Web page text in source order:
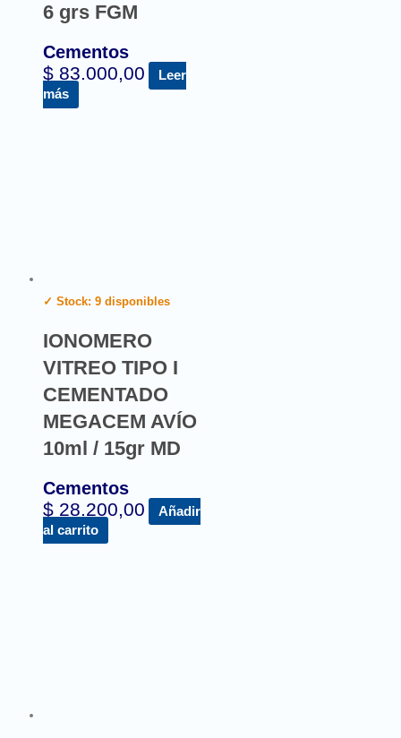
6 grs FGM
Cementos
$ 83.000,00
Leer
más
✓ Stock: 9 disponibles
IONOMERO
VITREO TIPO I
CEMENTADO
MEGACEM AVÍO
10ml / 15gr MD
Cementos
$ 28.200,00
Añadir
al carrito